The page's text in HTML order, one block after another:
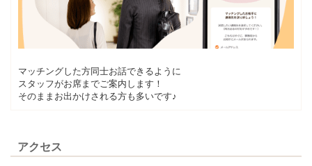
マッチングした方同士お話できるように
スタッフがお席までご案内します！
そのままお出かけされる方も多いです♪
アクセス